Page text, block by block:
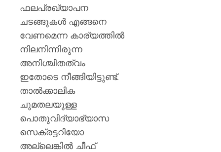
ഫലപ്രഖ്യാപന
ചടങ്ങുകൾ എങ്ങനെ
വേണമെന്ന കാര്യത്തിൽ
നിലനിന്നിരുന്ന
അനിശ്ചിതത്വം
ഇതോടെ നീങ്ങിയിട്ടുണ്ട്.
താൽക്കാലിക
ചുമതലയുള്ള
പൊതുവിദ്യാഭ്യാസ
സെക്രട്ടറിയോ
അല്ലെങ്കിൽ ചീഫ്